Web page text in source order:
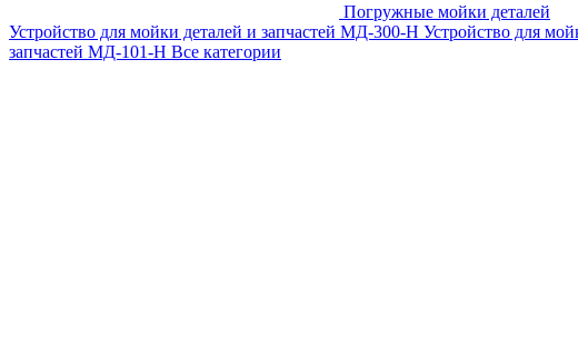
Погружные мойки деталей
Устройство для мойки деталей и запчастей МД-300-H Устройство для
запчастей МД-101-Н Все категории